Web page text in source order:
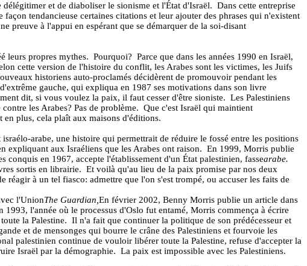
et de diaboliser le sionisme et l'État d'Israël. Dans cette entreprise
tendancieuse certaines citations et leur ajouter des phrases qui n'existent
preuve à l'appui en espérant que se démarquer de la soi-disant
leurs propres mythes. Pourquoi? Parce que dans les années 1990 en Israël,
cette version de l'histoire du conflit, les Arabes sont les victimes, les Juifs
historiens auto-proclamés décidèrent de promouvoir pendant les
gauche, qui expliqua en 1987 ses motivations dans son livre
dit, si vous voulez la paix, il faut cesser d'être sioniste. Les Palestiniens
les Arabes? Pas de problème. Que c'est Israël qui maintient
en plus, cela plaît aux maisons d'éditions.
arabe, une histoire qui permettrait de réduire le fossé entre les positions
expliquant aux Israéliens que les Arabes ont raison. En 1999, Morris publie
arabe.
conquis en 1967, accepte l'établissement d'un État palestinien, fasse
sortis en librairie. Et voilà qu'au lieu de la paix promise par nos deux
réagir à un tel fiasco: admettre que l'on s'est trompé, ou accuser les faits de
En février 2002, Benny Morris publie un article dans
The Guardian,
l'Union
1993, l'année où le processus d'Oslo fut entamé, Morris commença à écrire
la Palestine. Il n'a fait que continuer la politique de son prédécesseur et
et de mensonges qui bourre le crâne des Palestiniens et fourvoie les
palestinien continue de vouloir libérer toute la Palestine, refuse d'accepter la
Israël par la démographie. La paix est impossible avec les Palestiniens.